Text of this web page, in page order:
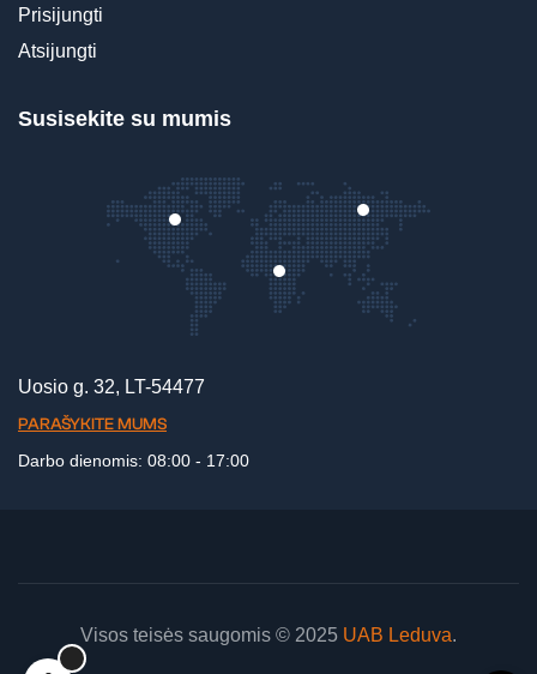
Prisijungti
Atsijungti
Susisekite su mumis
Uosio g. 32, LT-54477
PARAŠYKITE MUMS
Darbo dienomis: 08:00 - 17:00
Visos teisės saugomis © 2025 UAB Leduva.